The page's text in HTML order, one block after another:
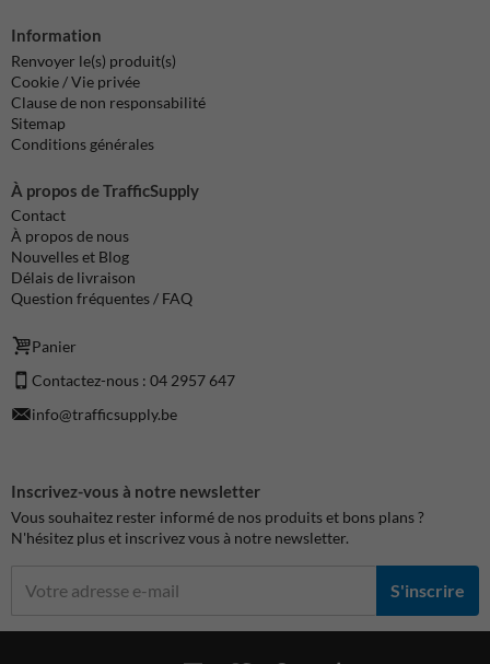
Information
Renvoyer le(s) produit(s)
Cookie / Vie privée
Clause de non responsabilité
Sitemap
Conditions générales
À propos de TrafficSupply
Contact
À propos de nous
Nouvelles et Blog
Délais de livraison
Question fréquentes / FAQ
Panier
Contactez-nous : 04 2957 647
info@trafficsupply.be
Inscrivez-vous à notre newsletter
Vous souhaitez rester informé de nos produits et bons plans ?
N'hésitez plus et inscrivez vous à notre newsletter.
S'inscrire